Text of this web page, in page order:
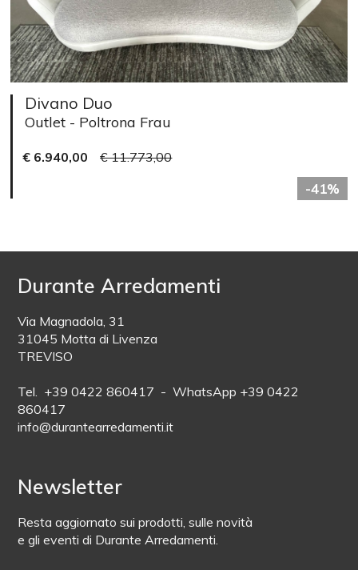
Divano Duo
Outlet - Poltrona Frau
€ 6.940,00 € 11.773,00
-41%
Durante Arredamenti
Via Magnadola, 31
31045 Motta di Livenza
TREVISO
Tel. +39 0422 860417 - WhatsApp +39 0422
860417
info@durantearredamenti.it
Newsletter
Resta aggiornato sui prodotti, sulle novità
e gli eventi di Durante Arredamenti.